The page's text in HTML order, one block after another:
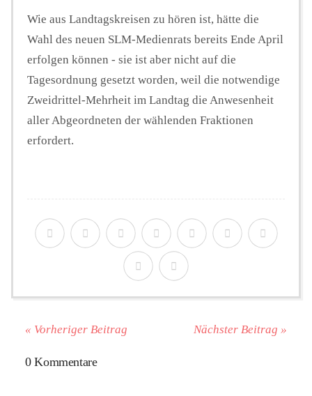
Wie aus Landtagskreisen zu hören ist, hätte die
Wahl des neuen SLM-Medienrats bereits Ende April
erfolgen können - sie ist aber nicht auf die
Tagesordnung gesetzt worden, weil die notwendige
Zweidrittel-Mehrheit im Landtag die Anwesenheit
aller Abgeordneten der wählenden Fraktionen
erfordert.
« Vorheriger Beitrag Nächster Beitrag »
0 Kommentare